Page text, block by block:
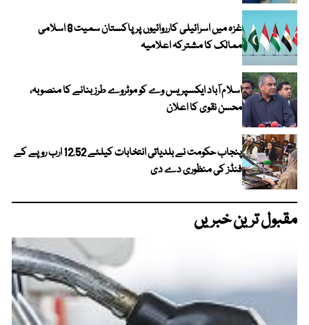
غزہ میں اسرائیلی کارروائیوں پر پاکستان سمیت 8 اسلامی
ممالک کا مشترکہ اعلامیہ
اسلام آباد ایکسپریس وے کو موٹروے طرز بنانے کا منصوبہ،
محسن نقوی کا اعلان
پنجاب حکومت نے بلدیاتی انتخابات کیلئے 12.52 ارب روپے کے
فنڈز کی منظوری دے دی
مقبول ترین خبریں